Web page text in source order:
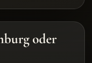
oder